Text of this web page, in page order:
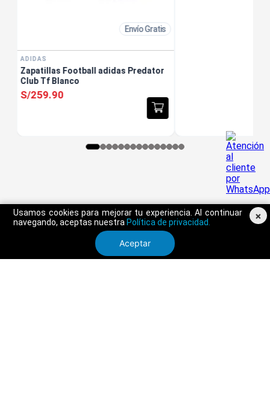
Usamos cookies para mejorar tu experiencia. Al continuar
navegando, aceptas nuestra Política de privacidad.
Aceptar
×
Envío Gratis
ADIDAS
Zapatillas Football adidas Predator
Club Tf Blanco
S/259.90